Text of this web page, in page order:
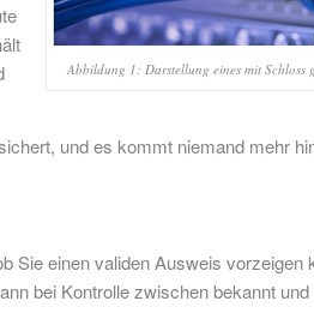
Abbildung 1: Darstellung eines mit Schloss
und es kommt niemand mehr
Sie einen validen Ausweis vorzeigen
bei Kontrolle zwischen bekannt